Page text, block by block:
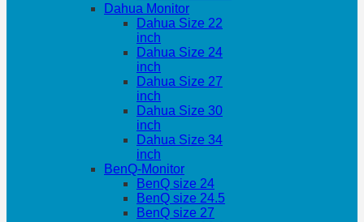
Dahua Monitor
Dahua Size 22
inch
Dahua Size 24
inch
Dahua Size 27
inch
Dahua Size 30
inch
Dahua Size 34
inch
BenQ-Monitor
BenQ size 24
BenQ size 24.5
BenQ size 27